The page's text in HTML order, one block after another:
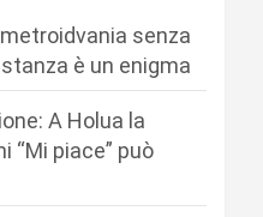
senza
è un enigma
A Holua la
“Mi piace” può